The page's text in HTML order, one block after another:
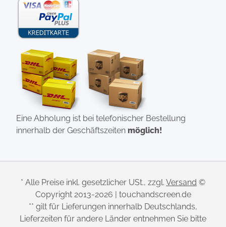
Eine Abholung ist bei telefonischer Bestellung
innerhalb der Geschäftszeiten möglich!
* Alle Preise inkl. gesetzlicher USt., zzgl. Versand ©
Copyright 2013-2026 | touchandscreen.de
** gilt für Lieferungen innerhalb Deutschlands,
Lieferzeiten für andere Länder entnehmen Sie bitte